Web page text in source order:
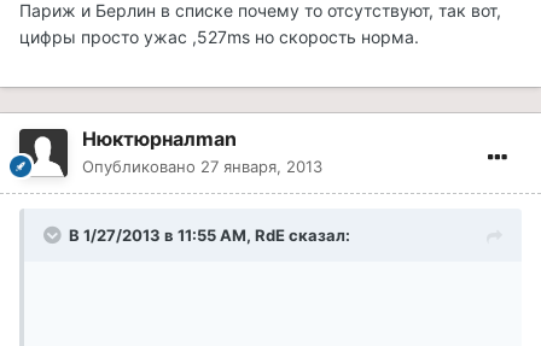
Париж и Берлин в списке почему то отсутствуют, так вот,
цифры просто ужас ,527ms но скорость норма.
Нюктюрналman
Опубликовано 27 января, 2013
В 1/27/2013 в 11:55 AM, RdE сказал: